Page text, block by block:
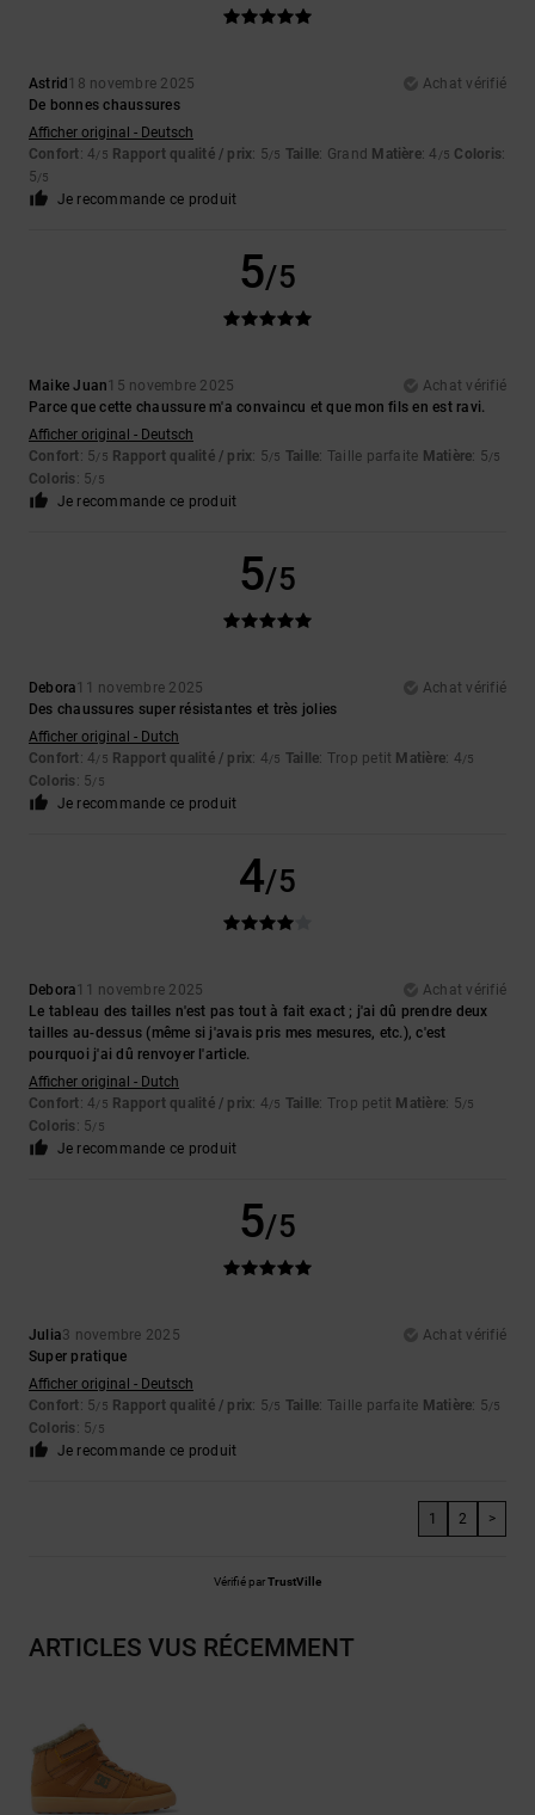
Astrid 18 novembre 2025
Achat vérifié
De bonnes chaussures
Afficher original - Deutsch
Confort: 4/5 Rapport qualité / prix: 5/5 Taille: Grand Matière: 4 /5 Coloris:
5/5
Je recommande ce produit
5/5
Maike Juan15 novembre 2025
Achat vérifié
Parce que cette chaussure m'a convaincu et que mon fils en est ravi.
Afficher original - Deutsch
Confort: 5/5 Rapport qualité / prix: 5/5 Taille: Taille parfaite Matière: 5/5
Coloris: 5/5
Je recommande ce produit
5/5
Debora11 novembre 2025
Achat vérifié
Des chaussures super résistantes et très jolies
Afficher original - Dutch
Confort: 4/5 Rapport qualité / prix: 4/5 Taille: Trop petit Matière: 4/5
Coloris: 5/5
Je recommande ce produit
4/5
Debora11 novembre 2025
Achat vérifié
Le tableau des tailles n'est pas tout à fait exact ; j'ai dû prendre deux
tailles au-dessus (même si j'avais pris mes mesures, etc.), c'est
pourquoi j'ai dû renvoyer l'article.
Afficher original - Dutch
Confort: 4/5 Rapport qualité / prix: 4/5 Taille: Trop petit Matière: 5/5
Coloris: 5/5
Je recommande ce produit
5/5
Julia3 novembre 2025
Achat vérifié
Super pratique
Afficher original - Deutsch
Confort: 5/5 Rapport qualité / prix: 5/5 Taille: Taille parfaite Matière: 5/5
Coloris: 5/5
Je recommande ce produit
1 2 >
Vérifié parTrustVille
ARTICLES VUS RÉCEMMENT